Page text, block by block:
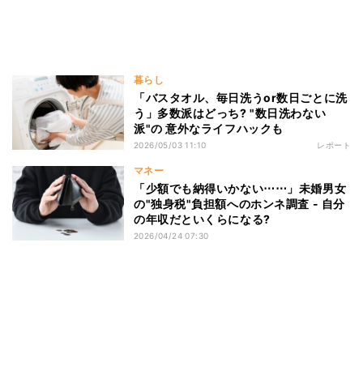
暮らし
「バスタオル、毎日洗うor数日ごとに洗
う」多数派はどっち? "数日洗わない
派"の 意外なライフハックも
2026/05/03 11:10 レポート
マネー
「少額でも納得いかない⋯⋯」未婚男女
の"独身税"負担額へのホンネ調査 - 自分
の年収だといくらになる?
2026/04/24 07:30